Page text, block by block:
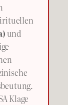
und
Klage